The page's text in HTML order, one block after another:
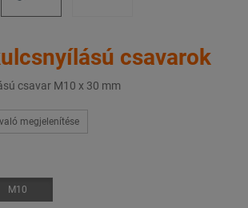
csavarok
csavar M10 x 30 mm
megjelenítése
M10